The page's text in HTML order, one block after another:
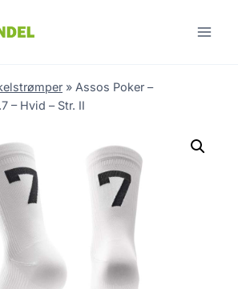
» Assos Poker –
– Hvid – Str. II